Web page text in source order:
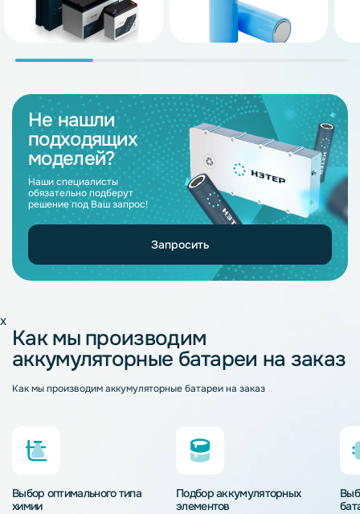
Не нашли
подходящих
моделей?
Наши специалисты
обязательно подберут
решение под Ваш запрос!
Запросить
x
Как мы производим
аккумуляторные батареи на заказ
Как мы производим аккумуляторные батареи на заказ
Выбор оптимального типа
химии
Подбор аккумуляторных
элементов